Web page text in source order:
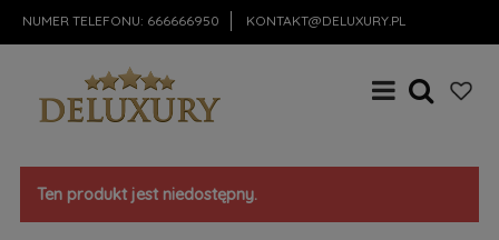
NUMER TELEFONU: 666666950 KONTAKT@DELUXURY.PL
Ten produkt jest niedostępny.